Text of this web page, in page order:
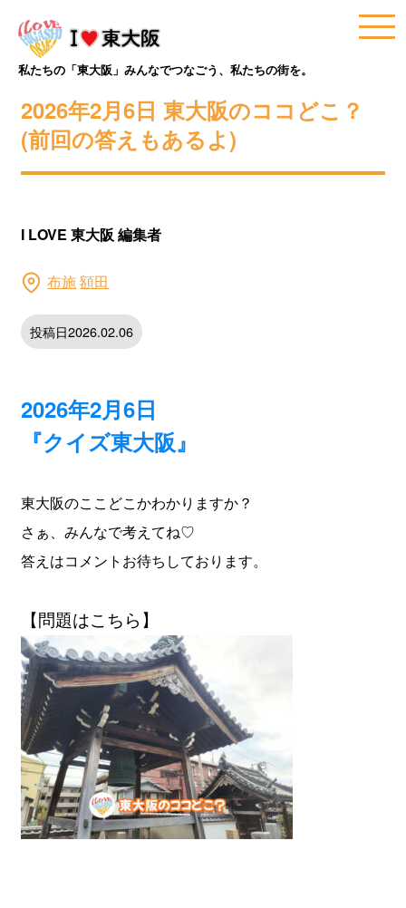
私たちの「東大阪」みんなでつなごう、私たちの街を。
2026年2月6日 東大阪のココどこ？
(前回の答えもあるよ)
I LOVE 東大阪 編集者
布施額田
投稿日2026.02.06
2026年2月6日
『クイズ東大阪』
東大阪のここどこかわかりますか？
さぁ、みんなで考えてね♡
答えはコメントお待ちしております。
【問題はこちら】